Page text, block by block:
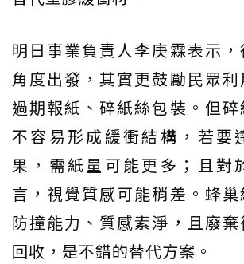
明日事業負責人李庚霖表示
角度出發，其實更鼓勵民眾
過期報紙、碎紙絲包裝。但
不容易形成緩衝結構，若要
果，需紙量可能更多；且對
言，視覺質感可能稍差。蜂
防撞能力、質感素淨，且廢
回收，是不錯的替代方案。